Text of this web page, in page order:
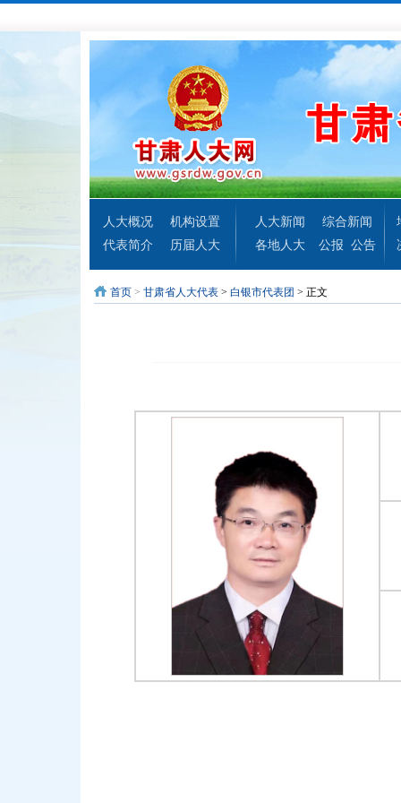
人大概况
机构设置
代表简介
历届人大
人大新闻
综合新闻
各地人大
公报 公告
首页 > 甘肃省人大代表 > 白银市代表团 > 正文